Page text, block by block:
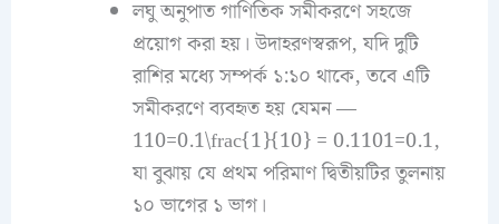
লঘু অনুপাত গাণিতিক সমীকরণে সহজে
প্রয়োগ করা হয়। উদাহরণস্বরূপ, যদি দুটি
রাশির মধ্যে সম্পর্ক ১:১০ থাকে, তবে এটি
সমীকরণে ব্যবহৃত হয় যেমন —
110=0.1\frac{1}{10} = 0.1101​=0.1,
যা বুঝায় যে প্রথম পরিমাণ দ্বিতীয়টির তুলনায়
১০ ভাগের ১ ভাগ।